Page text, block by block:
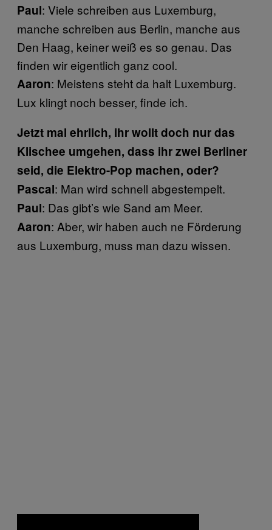
Paul: Viele schreiben aus Luxemburg,
manche schreiben aus Berlin, manche aus
Den Haag, keiner weiß es so genau. Das
finden wir eigentlich ganz cool.
Aaron: Meistens steht da halt Luxemburg.
Lux klingt noch besser, finde ich.
Jetzt mal ehrlich, ihr wollt doch nur das
Klischee umgehen, dass ihr zwei Berliner
seid, die Elektro-Pop machen, oder?
Pascal: Man wird schnell abgestempelt.
Paul: Das gibt’s wie Sand am Meer.
Aaron: Aber, wir haben auch ne Förderung
aus Luxemburg, muss man dazu wissen.